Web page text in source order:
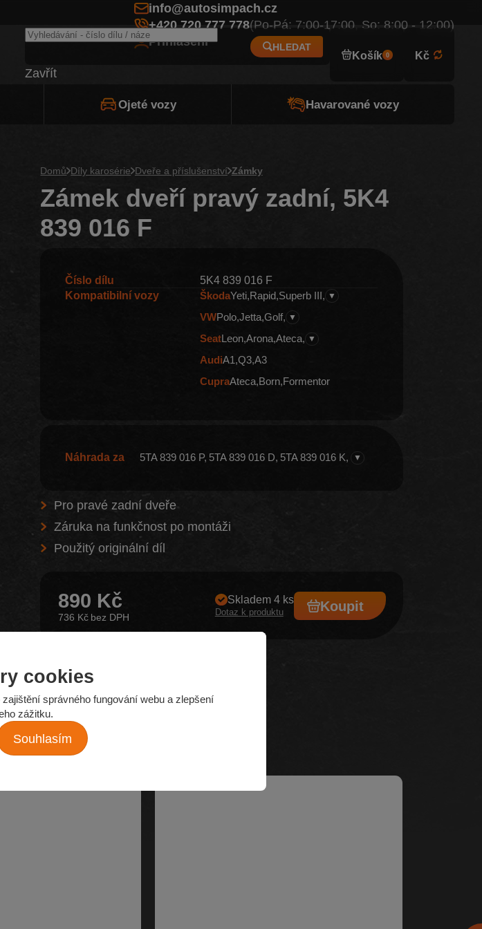
info@autosimpach.cz
+420 720 777 778(Po-Pá: 7:00-17:00, So: 8:00 - 12:00)
Přihlášení
Ojeté vozy Havarované vozy
HLEDAT
Zavřít
Košík 0 Kč
Domů Díly karosérie Dveře a příslušenství Zámky
Zámek dveří pravý zadní, 5K4
839 016 F
Číslo dílu
5K4 839 016 F
Kompatibilní vozy
ŠkodaYeti Rapid Superb III ▼
VWPolo Jetta Golf ▼
Seat Leon Arona Ateca ▼
AudiA1 Q3 A3
CupraAteca Born Formentor
Náhrada za 5TA 839 016 P 5TA 839 016 D 5TA 839 016 K ▼
Pro pravé zadní dveře
Záruka na funkčnost po montáži
Použitý originální díl
890 Kč
736 Kč
Skladem 4 ks
Dotaz k produktu Koupit
e-shopu
autodíly
cookies
správného fungování webu a zlepšení
zážitku.
Souhlasím